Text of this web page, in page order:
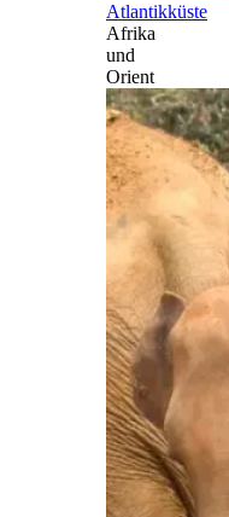
Atlantikküste
Afrika
und
Orient